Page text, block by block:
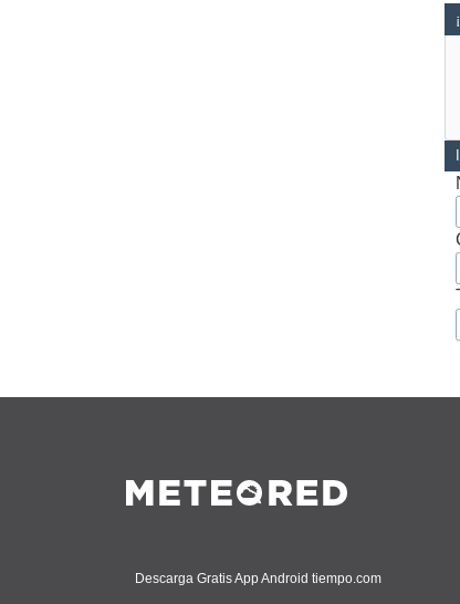
Descarga Gratis App Android tiempo.com